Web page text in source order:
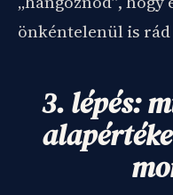
önkéntelenül is
3. lépés: